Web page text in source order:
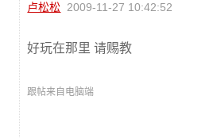
卢松松 2009-11-27 10:42:52
好玩在那里 请赐教
跟帖来自电脑端